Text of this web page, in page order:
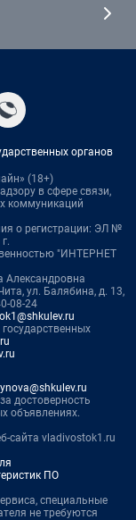
органов
(18+)
в сфере связи,
коммуникаций
о регистрации: ЭЛ №
"ИНТЕРНЕТ
Александровна
ул. Балябина, д. 13,
08-24
достоверность
объявлениях.
сайта vladivostok1.ru
ПО
специальные
не требуются